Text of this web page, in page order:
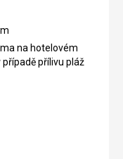
na hotelovém
přílivu pláž